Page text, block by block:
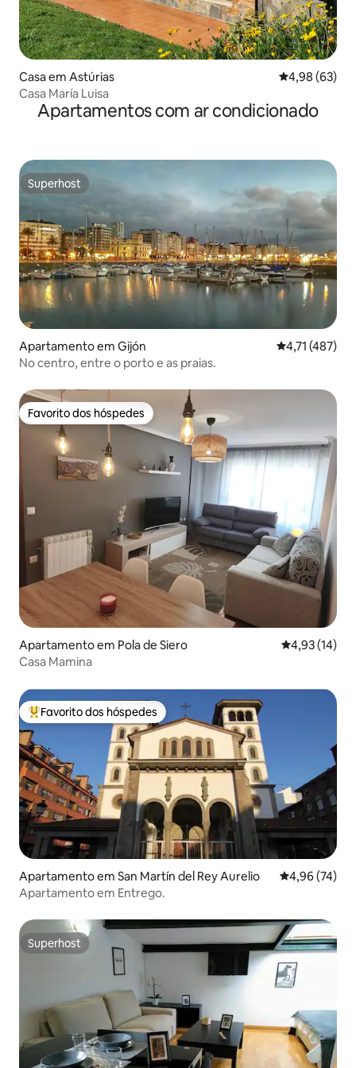
Casa em Astúrias Classificação
4,98 (63)
Casa María Luisa
Apartamentos com ar condicionado
Superhost
Superhost
Apartamento em Gijón Classificação
4,71 (487)
No centro, entre o porto e as praias.
Favorito dos hóspedes
Favorito dos hóspedes
Apartamento em Pola de Siero Classificação
4,93 (14)
Casa Mamina
Favoritos dos hóspedes mais apreciados
Favorito dos hóspedes
Apartamento em San Martín del Rey Aurelio Classificação
4,96 (74)
Apartamento em Entrego.
Superhost
Superhost